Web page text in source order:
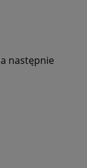
następnie